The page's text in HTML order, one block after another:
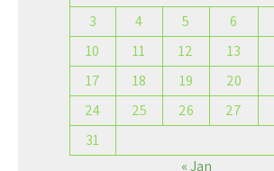
3
4 5 6
10
11 12 13
17
18 19 20
24
25 26 27
31
« Jan